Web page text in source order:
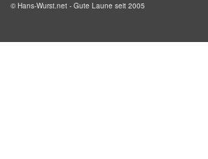
© Hans-Wurst.net - Gute Laune seit 2005